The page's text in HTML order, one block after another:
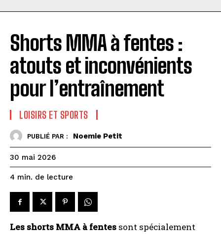
Shorts MMA à fentes :
atouts et inconvénients
pour l’entraînement
LOISIRS ET SPORTS
PUBLIÉ PAR : Noemie Petit
30 mai 2026
4 min. de lecture
Les shorts MMA à fentes sont spécialement